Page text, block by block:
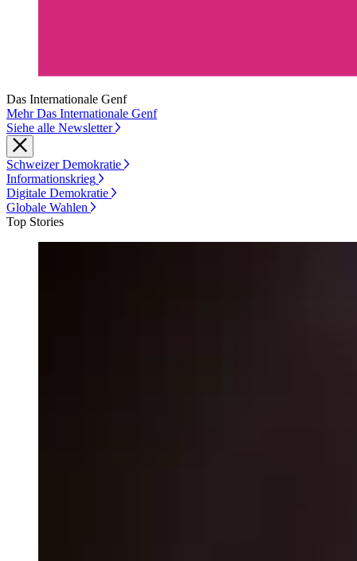
Das Internationale Genf
Mehr Das Internationale Genf
Siehe alle Newsletter
Schweizer Demokratie
Informationskrieg
Digitale Demokratie
Globale Wahlen
Top Stories